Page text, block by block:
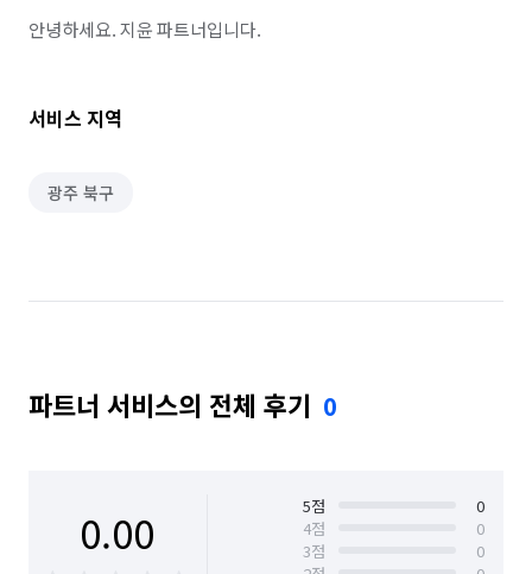
안녕하세요. 지윤 파트너입니다.
서비스 지역
광주 북구
파트너 서비스의 전체 후기 0
0.00 5점
0
4점
0
3점
0